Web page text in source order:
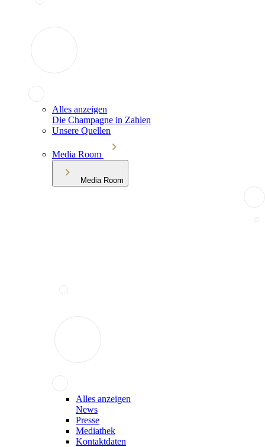
Alles anzeigen
Die Champagne in Zahlen
Unsere Quellen
Media Room
Media Room
Alles anzeigen
News
Presse
Mediathek
Kontaktdaten